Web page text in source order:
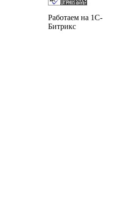
Работаем на 1C-
Битрикс